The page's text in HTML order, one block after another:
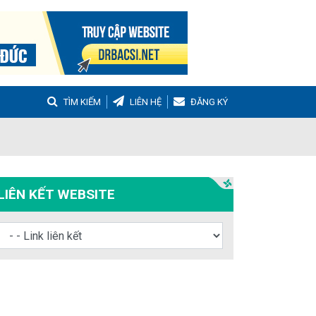
TÌM KIẾM LIÊN HỆ ĐĂNG KÝ
Tọa Viêm Khớp Dạng Thấp
KẾT WEBSITE